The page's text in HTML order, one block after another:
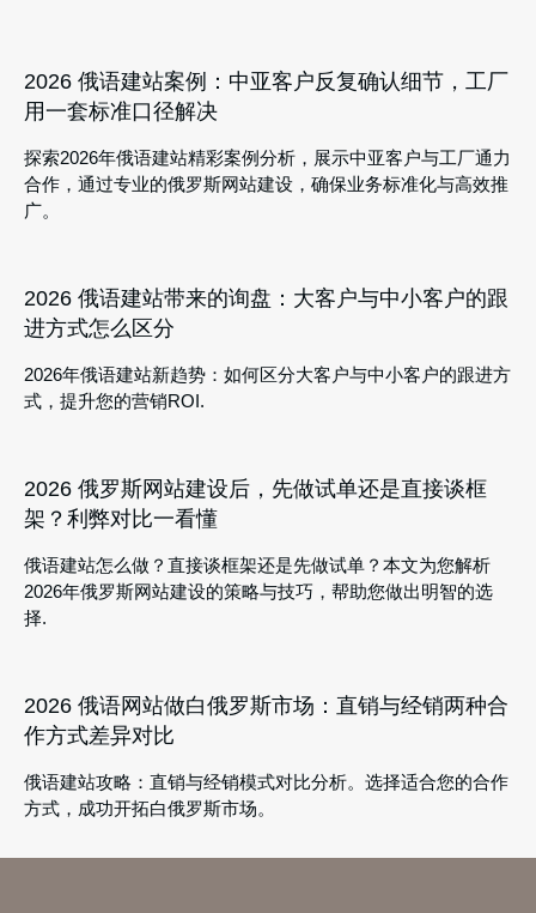
2026 俄语建站案例：中亚客户反复确认细节，工厂
用一套标准口径解决
探索2026年俄语建站精彩案例分析，展示中亚客户与工厂通力
合作，通过专业的俄罗斯网站建设，确保业务标准化与高效推
广。
2026 俄语建站带来的询盘：大客户与中小客户的跟
进方式怎么区分
2026年俄语建站新趋势：如何区分大客户与中小客户的跟进方
式，提升您的营销ROI.
2026 俄罗斯网站建设后，先做试单还是直接谈框
架？利弊对比一看懂
俄语建站怎么做？直接谈框架还是先做试单？本文为您解析
2026年俄罗斯网站建设的策略与技巧，帮助您做出明智的选
择.
2026 俄语网站做白俄罗斯市场：直销与经销两种合
作方式差异对比
俄语建站攻略：直销与经销模式对比分析。选择适合您的合作
方式，成功开拓白俄罗斯市场。